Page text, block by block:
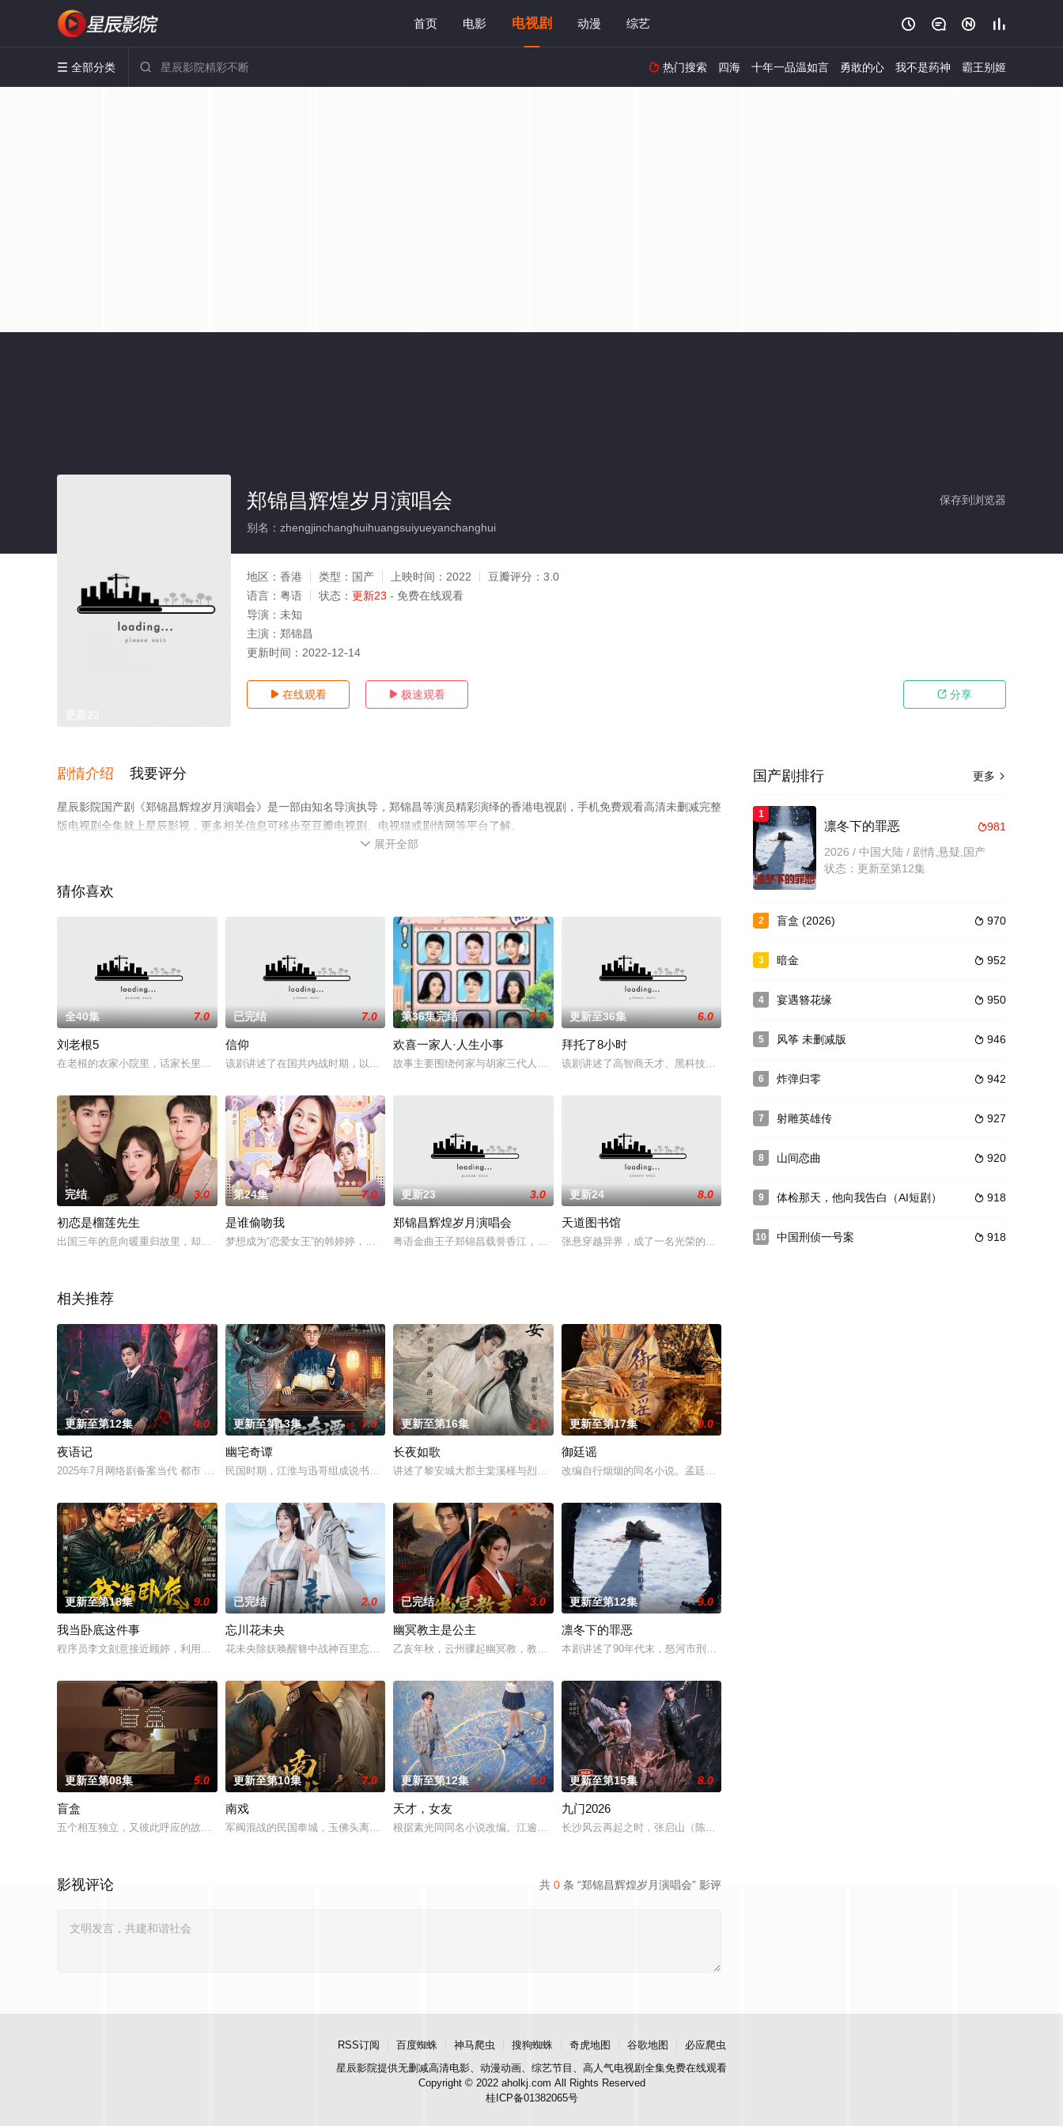
首页 电影 电视剧 动漫 综艺    
 全部分类   热门搜索 四海 十年一品温如言 勇敢的心 我不是药神 霸王别姬
保存到浏览器
郑锦昌辉煌岁月演唱会
别名：zhengjinchanghuihuangsuiyueyanchanghui
地区： 香港 类型： 国产 上映时间： 2022 豆瓣评分： 3.0
语言： 粤语 状态： 更新23 - 免费在线观看
导演： 未知
主演： 郑锦昌
更新时间： 2022-12-14
 在线观看  极速观看  分享
剧情介绍 我要评分
星辰影院国产剧《郑锦昌辉煌岁月演唱会》是一部由知名导演执导，郑锦昌等演员精彩演绎的香港电视剧，手机免费观看高清未删减完整
版电视剧全集就上星辰影视，更多相关信息可移步至豆瓣电视剧、电视猫或剧情网等平台了解。
 展开全部
猜你喜欢
全40集 7.0
刘老根5
在老根的农家小院里，话家长里短享岁月之欢。龙泉山庄依旧包罗万象，饮食男女、民间艺术，小小山庄里有百态人生，龙泉沟的大戏即将拉开帷幕。
已完结 7.0
信仰
该剧讲述了在国共内战时期，以李克农为首的红色谍报战线的历史故事。
第36集完结 7.0
欢喜一家人·人生小事
故事主要围绕何家与胡家三代人日常的点点滴滴展开。胡小妮在事业与家庭的平衡中产生了反思，最终将天平维持在了“女主外，男主内”那一边；何
更新至36集 6.0
拜托了8小时
该剧讲述了高智商天才、黑科技大神叶天与AR竞技界一姐白薇从一生之敌变成一生挚爱高能甜酷爱情故事。
完结 3.0
初恋是榴莲先生
出国三年的意向暖重归故里，却在一下飞机的当天，被前男友苏沉强行带走，逼迫她嫁他为妻。，苏沉等了易向暖三年，这三年易向暖音讯全无，但时间却改不了他的情深，反
第24集 7.0
是谁偷吻我
梦想成为“恋爱女王”的韩婷婷，是一家恋爱游戏公司的白领策划。在一次项目组聚餐后，喝醉的她梦到了一个穿着白色T恤的男生慢慢靠近自己，有些害羞，深情的吻了自己
更新23 3.0
郑锦昌辉煌岁月演唱会
粤语金曲王子郑锦昌载誉香江，献唱多首名曲：唐山大兄/猛龙过江/马永贞大战精武门、海上风光、奀妹去买菜、梦难圆等等。
更新24 8.0
天道图书馆
张悬穿越异界，成了一名光荣的教师，脑海中多出了一个神秘的图书馆。只要他看过的东西，无论人还是物
相关推荐
更新至第12集 4.0
夜语记
2025年7月网络剧备案当代 都市 海南越酷文化传媒有限公司
更新至第13集 7.0
幽宅奇谭
民国时期，江淮与迅哥组成说书班子，偶遇“白天人住屋，晚上鬼占房”的阴阳宅，江淮被掳走配“阴婚”。他与女探长穆英搭档，侦破阎王娶亲、五鬼运财、木偶杀人、花妖
更新至第16集 2.0
长夜如歌
讲述了黎安城大郡主棠溪槿与烈云峥之间曲折动人的情感，以及他们在复杂局势中坚守初心、勇敢面对困难的爱情故事。通过剧中主人公在成长的
更新至第17集 9.0
御廷谣
改编自行烟烟的同名小说。孟廷辉，大平王朝有史以来个以女子进士科三元及第入翰林院的奇女子。十年前
更新至第18集 9.0
我当卧底这件事
程序员李文刻意接近顾婷，利用顾炎女儿奴的属性，请求老炮儿顾炎带自己用程序员身份卧底电诈集团以求查出未婚妻离奇死亡的真相。两人联手查出诈骗团伙头目阎礼的犯罪
已完结 2.0
忘川花未央
花未央除妖唤醒簪中战神百里忘川元神，二人共感相连，一同寻仙草修复肉身。未央动心，却不知自身是身负玄鸟之力的夜族公主，前世相恋遭他任务背叛。魔蛟凤无尘从中挑
已完结 3.0
幽冥教主是公主
乙亥年秋，云州骤起幽冥教，教主独孤晴专杀薄情负心德行有亏之辈。太子夏无双和好兄弟张小峰奉皇命携天子剑赴云州剿魔，初见独孤晴即中圈
更新至第12集 9.0
凛冬下的罪恶
本剧讲述了90年代末，怒河市刑侦支队在无普及监控、无DNA鉴定技术的支持下，通过摸排、勘查等传统刑
更新至第08集 5.0
盲盒
五个相互独立，又彼此呼应的故事——用一场精心策划的“夏令营”完成复仇的受害者；临终前与遗憾和解的“无用之人”；共享同一具躯体的人格“刮刮乐”；病床前不离不
更新至第10集 7.0
南戏
军阀混战的民国奉城，玉佛头离奇失窃，戏班主横尸戏台，将冷血少帅许又安与昆曲名伶荣筱楠推向不死不休的对立绝境。而他们不知，对方正是自己苦寻多年的患难“兄弟”
更新至第12集 1.0
天才，女友
根据素光同同名小说改编。江逾白长大以后，林知夏忽然对他说：“江逾白，我喜欢你，哲学和生物学意义上的喜欢。”那个夜晚，他脸颊微热，还
更新至第15集 8.0
九门2026
长沙风云再起之时，张启山（陈伟霆 饰）与吴老狗（曾舜晞 饰）强强联手，携手霍仙姑（陈瑶 饰）与九门诸
共 0 条 “郑锦昌辉煌岁月演唱会” 影评
影视评论
更多 
国产剧排行
1
981
凛冬下的罪恶
2026 / 中国大陆 / 剧情,悬疑,国产
状态：更新至第12集
2  970
盲盒 (2026)
3  952
暗金
4  950
宴遇簪花缘
5  946
风筝 未删减版
6  942
炸弹归零
7  927
射雕英雄传
8  920
山间恋曲
9  918
体检那天，他向我告白（AI短剧）
10  918
中国刑侦一号案
RSS订阅 百度蜘蛛 神马爬虫 搜狗蜘蛛 奇虎地图 谷歌地图
必应爬虫
星辰影院提供无删减高清电影、动漫动画、综艺节目、高人气电视剧全集免费在线观看
Copyright © 2022 aholkj.com All Rights Reserved
桂ICP备01382065号